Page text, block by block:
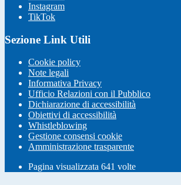
Instagram
TikTok
Sezione Link Utili
Cookie policy
Note legali
Informativa Privacy
Ufficio Relazioni con il Pubblico
Dichiarazione di accessibilità
Obiettivi di accessibilità
Whistleblowing
Gestione consensi cookie
Amministrazione trasparente
Pagina visualizzata 641 volte